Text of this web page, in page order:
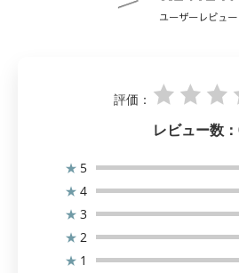
評価：
レビュー数：
★ 5
★ 4
★ 3
★ 2
★ 1